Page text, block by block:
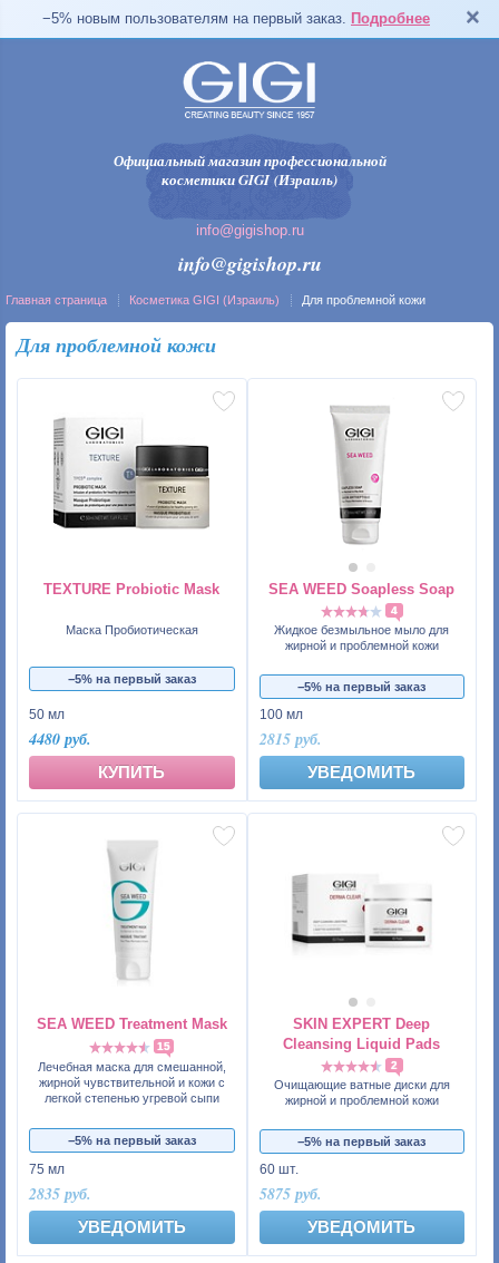
−5% новым пользователям на первый заказ. Подробнее
Официальный магазин профессиональной
косметики GIGI (Израиль)
info@gigishop.ru
info@gigishop.ru
Главная страница Косметика GIGI (Израиль) Для проблемной кожи
Для проблемной кожи
TEXTURE Probiotic Mask
Маска Пробиотическая
−5% на первый заказ
50 мл
4480 руб.
КУПИТЬ
SEA WEED Soapless Soap
4
Жидкое безмыльное мыло для
жирной и проблемной кожи
−5% на первый заказ
100 мл
2815 руб.
УВЕДОМИТЬ
SEA WEED Treatment Mask
15
Лечебная маска для смешанной,
жирной чувствительной и кожи с
легкой степенью угревой сыпи
−5% на первый заказ
75 мл
2835 руб.
УВЕДОМИТЬ
SKIN EXPERT Deep
Cleansing Liquid Pads
2
Очищающие ватные диски для
жирной и проблемной кожи
−5% на первый заказ
60 шт.
5875 руб.
УВЕДОМИТЬ